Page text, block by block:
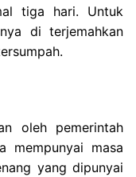
tiga hari. Untuk
di terjemahkan
oleh pemerintah
mempunyai masa
yang dipunyai